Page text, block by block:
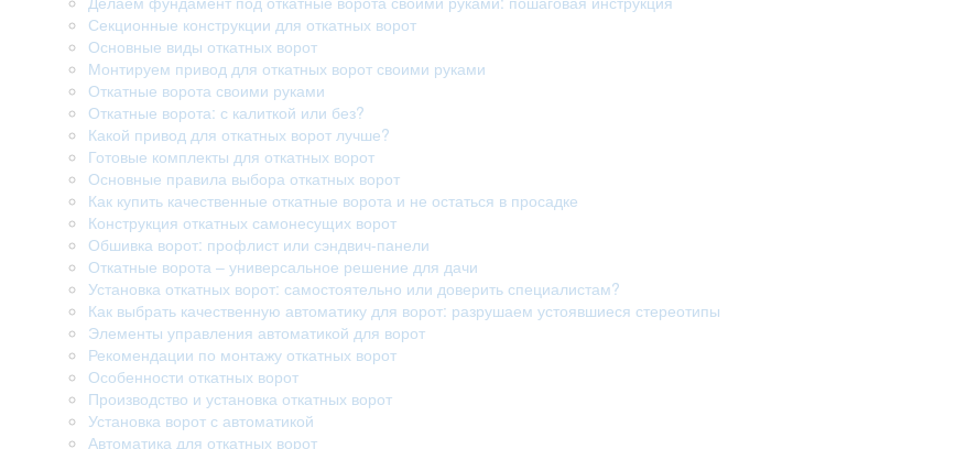
Секционные конструкции для откатных ворот
Основные виды откатных ворот
Монтируем привод для откатных ворот своими руками
Откатные ворота своими руками
Откатные ворота: с калиткой или без?
Какой привод для откатных ворот лучше?
Готовые комплекты для откатных ворот
Основные правила выбора откатных ворот
Как купить качественные откатные ворота и не остаться в просадке
Конструкция откатных самонесущих ворот
Обшивка ворот: профлист или сэндвич-панели
Откатные ворота – универсальное решение для дачи
Установка откатных ворот: самостоятельно или доверить специалистам?
Как выбрать качественную автоматику для ворот: разрушаем устоявшиеся стереотипы
Элементы управления автоматикой для ворот
Рекомендации по монтажу откатных ворот
Особенности откатных ворот
Производство и установка откатных ворот
Установка ворот с автоматикой
Автоматика для откатных ворот